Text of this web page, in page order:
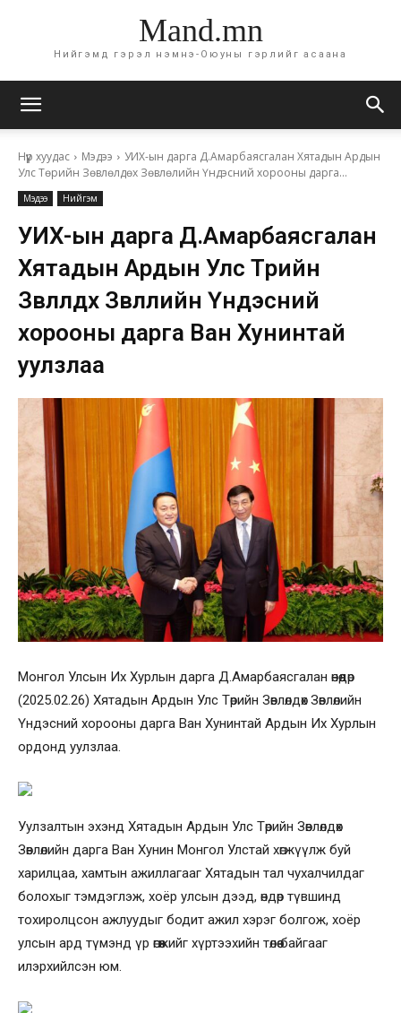
Mand.mn
Нийгэмд гэрэл нэмнэ-Оюуны гэрлийг асаана
Нүүр хуудас Мэдээ
УИХ-ын дарга Д.Амарбаясгалан Хятадын Ардын
Улс Төрийн Зөвлөлдөх Зөвлөлийн Үндэсний хорооны дарга...
Мэдээ Нийгэм
УИХ-ын дарга Д.Амарбаясгалан
Хятадын Ардын Улс Төрийн
Зөвлөлдөх Зөвлөлийн Үндэсний
хорооны дарга Ван Хунинтай
уулзлаа
Монгол Улсын Их Хурлын дарга Д.Амарбаясгалан өнөөдөр
(2025.02.26) Хятадын Ардын Улс Төрийн Зөвлөлдөх Зөвлөлийн
Үндэсний хорооны дарга Ван Хунинтай Ардын Их Хурлын
ордонд уулзлаа.
Уулзалтын эхэнд Хятадын Ардын Улс Төрийн Зөвлөлдөх
Зөвлөлийн дарга Ван Хунин Монгол Улстай хөгжүүлж буй
харилцаа, хамтын ажиллагааг Хятадын тал чухалчилдаг
болохыг тэмдэглэж, хоёр улсын дээд, өндөр түвшинд
тохиролцсон ажлуудыг бодит ажил хэрэг болгож, хоёр
улсын ард түмэнд үр өгөөжийг хүртээхийн төлөө байгааг
илэрхийлсэн юм.